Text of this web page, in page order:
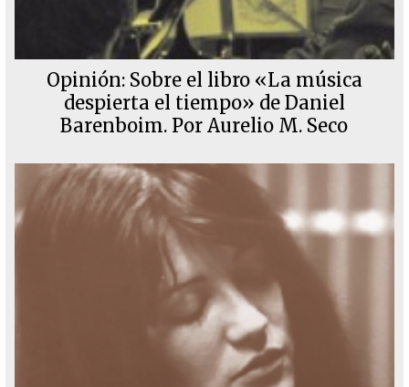
Opinión: Sobre el libro «La música
despierta el tiempo» de Daniel
Barenboim. Por Aurelio M. Seco